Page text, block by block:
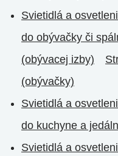
Svietidlá a
do obývačky či
(obývacej izby)
(obývačky)
Svietidlá a
do kuchyne a
Svietidlá a